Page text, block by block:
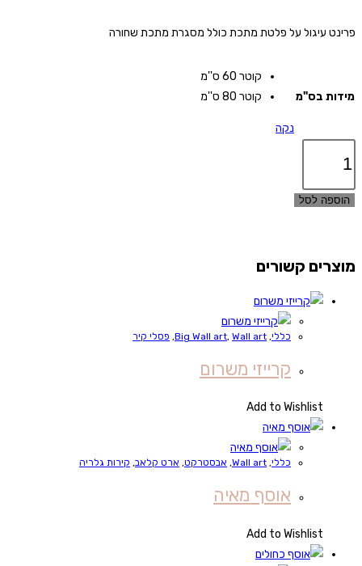
פרינט עיגול על פלטת מתכת כולל מסגרת מתכת שחורה
מידות בס"מ
קוטר 60 ס''מ
קוטר 80 ס''מ
נקה
של
ארק
הוספה לסל
מוצרים קשורים
כללי,
Big Wall art, Wall art
, פסלי קיר
קרייזי משרום
Add to Wishlist
כללי,
Wall art
, אבסטרקט, ארט קלאב, קירות גלריה
אוסף מאיה
Add to Wishlist